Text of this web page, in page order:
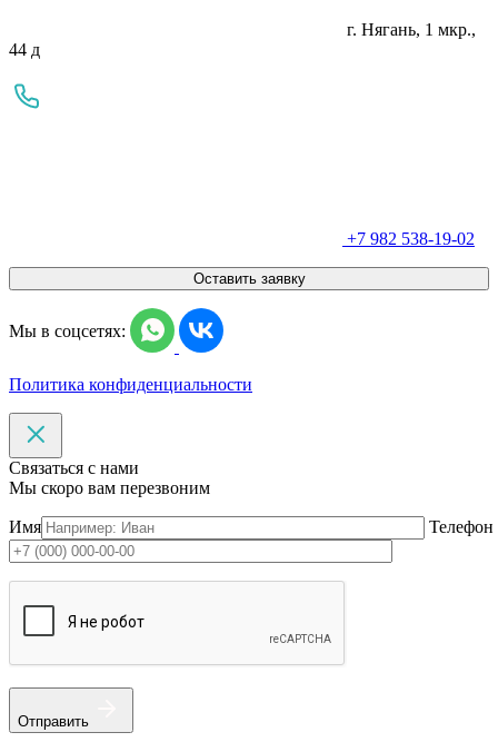
г. Нягань, 1 мкр.,
44 д
+7 982 538-19-02
Оставить заявку
Мы в соцсетях:
Политика конфиденциальности
Связаться с нами
Мы скоро вам перезвоним
Имя Телефон
Отправить